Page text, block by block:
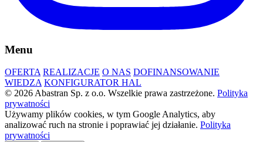
Menu
OFERTA REALIZACJE O NAS DOFINANSOWANIE
WIEDZA KONFIGURATOR HAL
© 2026 Abastran Sp. z o.o. Wszelkie prawa zastrzeżone. Polityka
prywatności
Używamy plików cookies, w tym Google Analytics, aby
analizować ruch na stronie i poprawiać jej działanie. Polityka
prywatności